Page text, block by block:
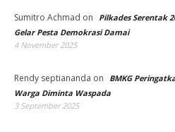
Sumitro Achmad on
Pilkades Serentak
Gelar Pesta Demokrasi Damai
4 November 2025
Rendy septiananda on
BMKG
Warga Diminta Waspada
3 September 2025